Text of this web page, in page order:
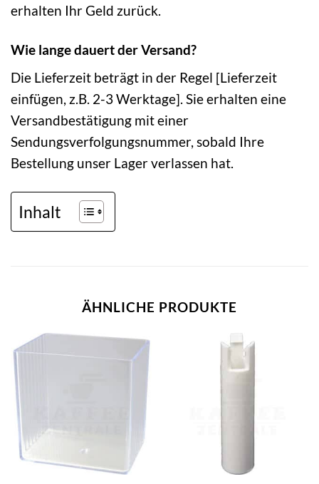
erhalten Ihr Geld zurück.
Wie lange dauert der Versand?
Die Lieferzeit beträgt in der Regel [Lieferzeit
einfügen, z.B. 2-3 Werktage]. Sie erhalten eine
Versandbestätigung mit einer
Sendungsverfolgungsnummer, sobald Ihre
Bestellung unser Lager verlassen hat.
Inhalt
ÄHNLICHE PRODUKTE